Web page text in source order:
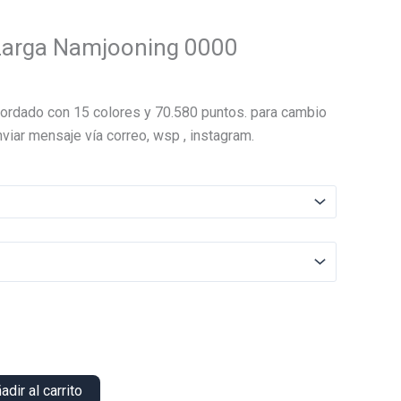
Namjooning 0000
con 15 colores y 70.580 puntos. para cambio
mensaje vía correo, wsp , instagram.
al carrito